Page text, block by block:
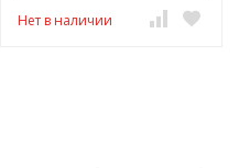
Нет в наличии